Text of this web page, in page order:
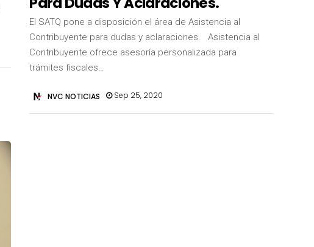
El SATQ pone a disposición el área de Asistencia al
Contribuyente para dudas y aclaraciones. Asistencia al
Contribuyente ofrece asesoría personalizada para
trámites fiscales…
NVC NOTICIAS Sep 25, 2020